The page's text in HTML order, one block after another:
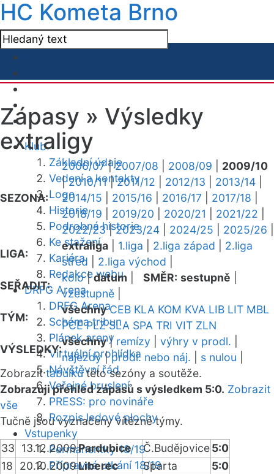
HC Kometa Brno
Klub
Základní údaje
Vedení a kontakty
Logo
Historie
Podrobná historie
Ke stažení
Kariéra
Redakce webu
DRFG Arena
DRFG Arena
Schéma tribun
Plánek areny
Virtuální prohlídka
Návštěvní řád
Veřejné bruslení
PRESS: pro novináře
Rozpis ledové plochy
Vstupenky
Permanentky 18/19
Přípravná utkání 18/19
Zápasy » Výsledky
extraligy
SEZONA:
2006/07|2007/08 2008/09
2009/10
|2010/11|2011/12 2012/13 2013/14
2014/15
2015/16 2016/17 2017/18
2018/19
2019/20 2020/21 2021/22
2022/23|2023/24 2024/25 2025/26
LIGA:
extraliga 1.liga 2.liga západ
2.liga
střed
2.liga východ
SEŘADIT:
kolo|datum SMĚR: sestupně
vzestupně
TÝM:
všechny CEB KLA KOM KVA LIB LIT MBL
PCE PLZ SLA SPA TRI VIT ZLN
VÝSLEDKY:
všechny| remízy výhry v prodl.
nájezdy|prodl. nebo náj. s nulou
Zobrazittabulkutéto sezóny a soutěže.
Zobrazuji přehled zápasů s výsledkem 5:0. Zobrazit
vše
Tučně jsou vyznačeny vítězné týmy.
33 13.12.2009Pardubice Č.Budějovice5:0
18
20.10.2009Liberec Sparta
5:0